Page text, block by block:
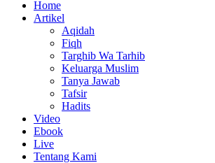
Home
Artikel
Aqidah
Fiqh
Targhib Wa Tarhib
Keluarga Muslim
Tanya Jawab
Tafsir
Hadits
Video
Ebook
Live
Tentang Kami